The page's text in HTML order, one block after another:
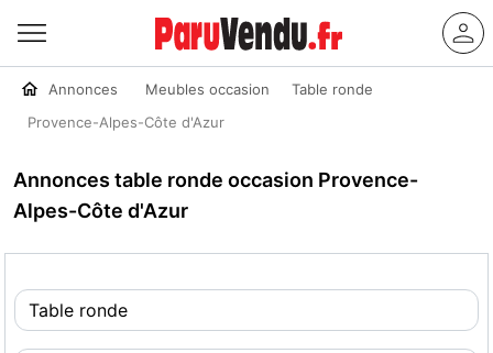
Annonces Meubles occasion
Table ronde
Provence-Alpes-Côte d'Azur
Annonces table ronde occasion Provence-
Alpes-Côte d'Azur